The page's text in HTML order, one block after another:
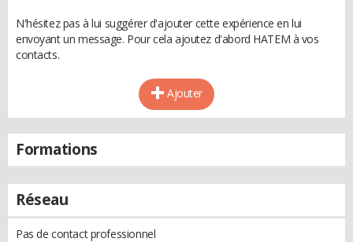
N'hésitez pas à lui suggérer d'ajouter cette expérience en lui
envoyant un message. Pour cela ajoutez d'abord HATEM à vos
contacts.
Ajouter
Formations
Réseau
Pas de contact professionnel